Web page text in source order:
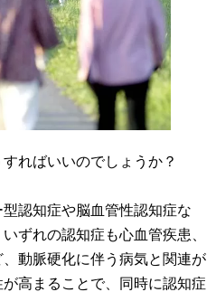
ればいいのでしょうか？
認知症や脳血管性認知症な
ずれの認知症も心血管疾患、
動脈硬化に伴う病気と関連が
高まることで、同時に認知症